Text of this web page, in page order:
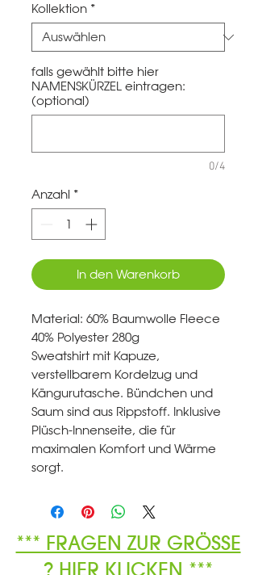
Kollektion *
falls gewählt bitte hier
NAMENSKÜRZEL eintragen:
(optional)
0/4
Anzahl *
In den Warenkorb
Material: 60% Baumwolle Fleece
40% Polyester 280g
Sweatshirt mit Kapuze,
verstellbarem Kordelzug und
Kängurutasche. Bündchen und
Saum sind aus Rippstoff. Inklusive
Plüsch-Innenseite, die für
maximalen Komfort und Wärme
sorgt.
*** FRAGEN ZUR GRÖSSE
? HIER KLICKEN ***